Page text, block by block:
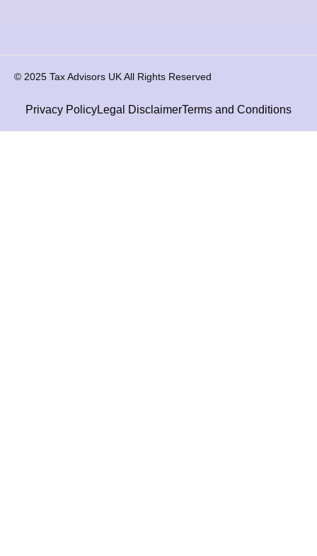
© 2025 Tax Advisors UK All Rights Reserved
Privacy PolicyLegal DisclaimerTerms and Conditions